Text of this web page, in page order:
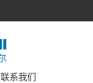
联系我们